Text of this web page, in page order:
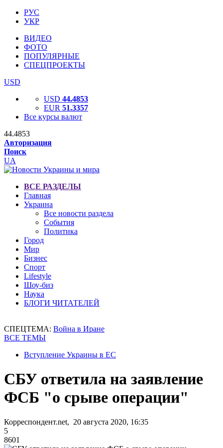
РУС
УКР
ВИДЕО
ФОТО
ПОПУЛЯРНЫЕ
СПЕЦПРОЕКТЫ
USD
USD 44.4853
EUR 51.3357
Все курсы валют
44.4853
Авторизация
Поиск
UA
ВСЕ РАЗДЕЛЫ
Главная
Украина
Все новости раздела
События
Политика
Город
Мир
Бизнес
Спорт
Lifestyle
Шоу-биз
Наука
БЛОГИ ЧИТАТЕЛЕЙ
СПЕЦТЕМА: Война в Иране
ВСЕ ТЕМЫ
Вступление Украины в ЕС
СБУ ответила на заявление
ФСБ "о срыве операции"
Корреспондент.net, 20 августа 2020, 16:35
5
8601